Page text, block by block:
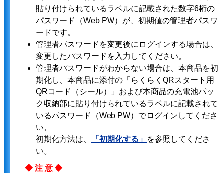
貼り付けられているラベルに記載された数字6桁の
パスワード（Web PW）が、初期値の管理者パスワ
ードです。
管理者パスワードを変更後にログインする場合は、
変更したパスワードを入力してください。
管理者パスワードがわからない場合は、本商品を初
期化し、本商品に添付の「らくらくQRスタート用
QRコード（シール）」および本商品の充電池パッ
ク収納部に貼り付けられているラベルに記載されて
いるパスワード（Web PW）でログインしてくださ
い。
初期化方法は、
「初期化する」 を参照してくださ
い。
◆注意◆